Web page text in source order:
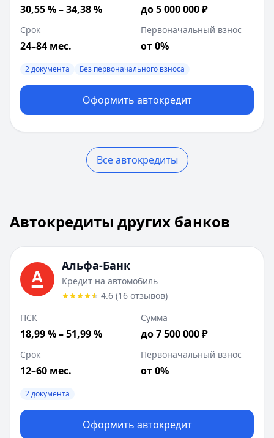
30,55 % – 34,38 % до 5 000 000 ₽
Срок
24–84 мес.
Первоначальный взнос
от 0%
2 документа Без первоначального взноса
Оформить автокредит
Все автокредиты
Всего предложений:10. Текущая страница:1из
Ставка от:
Сумма: 30 000-7 500 000₽
Срок до:60 месяцев
Первоначальный взнос от:%
ПСК:18.99
Лейблы:2 документа
Требования:
Наличие гражданства РФ, Постоянная
Документы:Паспорт, водительское удостоверение
Цель:
Возраст:
Т-Банк
Автокредиты других банков
Альфа-Банк
Кредит на автомобиль
4.6 (16 отзывов)
ПСК
18,99 % – 51,99 %
Сумма
до 7 500 000 ₽
Срок
12–60 мес.
Первоначальный взнос
от 0%
2 документа
Оформить автокредит